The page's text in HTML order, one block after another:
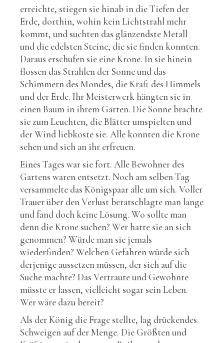
erreichte, stiegen sie hinab in die Tiefen der
Erde, dorthin, wohin kein Lichtstrahl mehr
kommt, und suchten das glänzendste Metall
und die edelsten Steine, die sie finden konnten.
Daraus erschufen sie eine Krone. In sie hinein
flossen das Strahlen der Sonne und das
Schimmern des Mondes, die Kraft des Himmels
und der Erde. Ihr Meisterwerk hängten sie in
einen Baum in ihrem Garten. Die Sonne brachte
sie zum Leuchten, die Blätter umspielten und
der Wind liebkoste sie. Alle konnten die Krone
sehen und sich an ihr erfreuen.
Eines Tages war sie fort. Alle Bewohner des
Gartens waren entsetzt. Noch am selben Tag
versammelte das Königspaar alle um sich. Voller
Trauer über den Verlust beratschlagte man lange
und fand doch keine Lösung. Wo sollte man
denn die Krone suchen? Wer hatte sie an sich
genommen? Würde man sie jemals
wiederfinden? Welchen Gefahren würde sich
derjenige aussetzen müssen, der sich auf die
Suche machte? Das Vertraute und Gewohnte
müsste er lassen, vielleicht sogar sein Leben.
Wer wäre dazu bereit?
Als der König die Frage stellte, lag drückendes
Schweigen auf der Menge. Die Größten und